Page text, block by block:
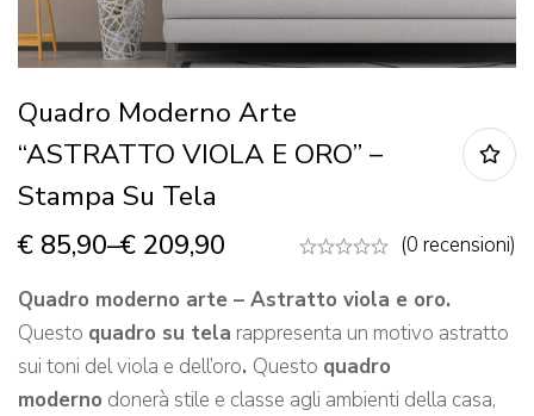
Quadro Moderno Arte
“ASTRATTO VIOLA E ORO” –
Stampa Su Tela
€ 85,90–€ 209,90
(0 recensioni)
Quadro moderno arte – Astratto viola e oro.
Questo quadro su tela rappresenta un motivo astratto
sui toni del viola e dell’oro. Questo quadro
moderno donerà stile e classe agli ambienti della casa,